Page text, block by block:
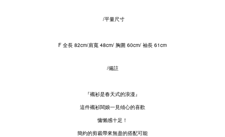
/平量尺寸
F 全長 82cm/肩寬 48cm/ 胸圍 60cm/ 袖長 61cm
/備註
『襯衫是春天式的浪漫』
這件襯衫闆娘一見傾心的喜歡
慵懶感十足！
簡約的剪裁帶來無盡的搭配可能